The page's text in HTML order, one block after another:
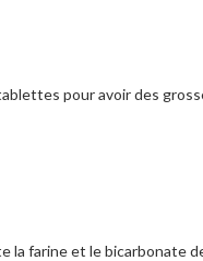
pour avoir des
la farine et le bicarbonate